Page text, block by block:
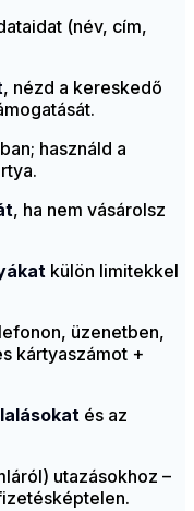
(név, cím,
, nézd a kereskedő
használd a
, ha nem vásárolsz
külön limitekkel
üzenetben,
kártyaszámot +
és az
utazásokhoz –